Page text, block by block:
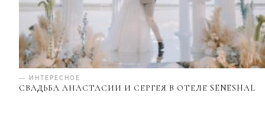
— ИНТЕРЕСНОЕ
СВАДЬБА АНАСТАСИИ И СЕРГЕЯ В ОТЕЛЕ SENESHAL